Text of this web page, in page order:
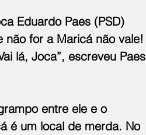
Eduardo Paes (PSD)
for a Maricá não vale!
lá, Joca”, escreveu Paes
entre ele e o
é um local de merda. No